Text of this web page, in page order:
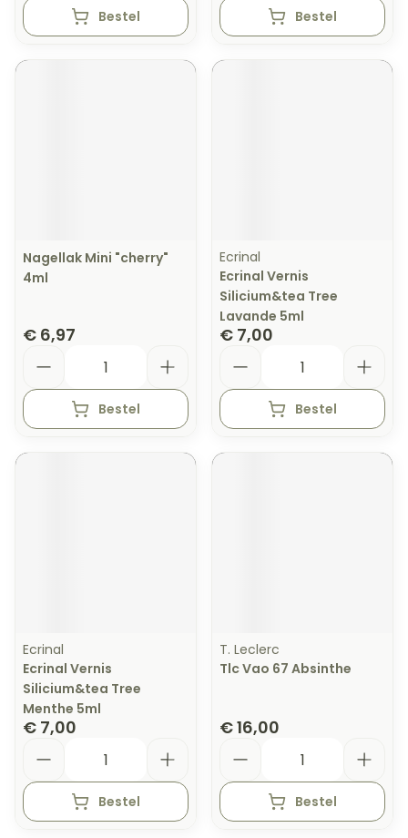
Bestel Bestel
Nagellak Mini "cherry"
4ml
€ 6,97
Bestel
Ecrinal
Ecrinal Vernis
Silicium&tea Tree
Lavande 5ml
€ 7,00
Bestel
Ecrinal
Ecrinal Vernis
Silicium&tea Tree
Menthe 5ml
€ 7,00
Bestel
T. Leclerc
Tlc Vao 67 Absinthe
€ 16,00
Bestel